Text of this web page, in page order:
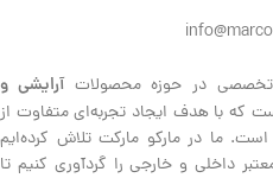
تخصصی در حوزه محصولاتآرایشی و
که با هدف ایجاد تجربه‌ای متفاوت از
است. ما در مارکو مارکت تلاش کرده‌ایم
داخلی و خارجی را گردآوری کنیم تا